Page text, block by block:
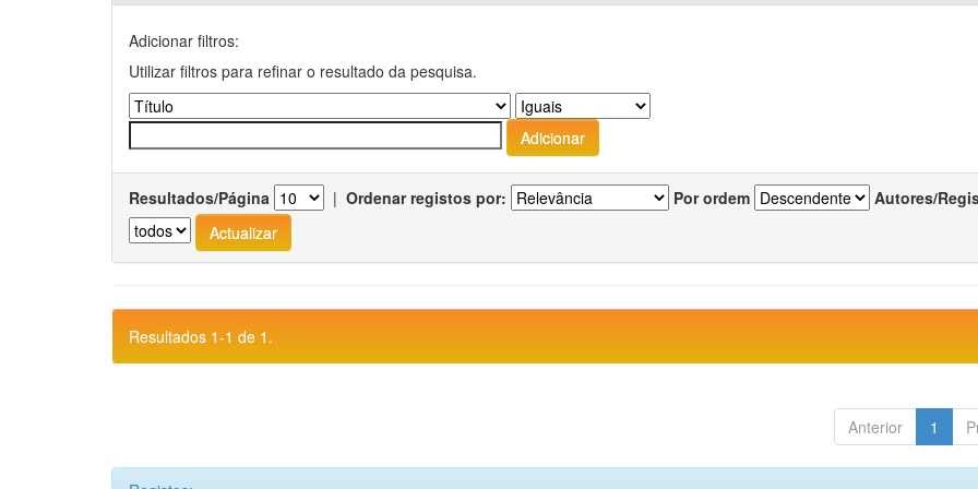
Adicionar filtros:
Utilizar filtros para refinar o resultado da pesquisa.
Resultados/Página | Ordenar registos por: Por ordem Autores/
Resultados 1-1 de 1.
Anterior 1